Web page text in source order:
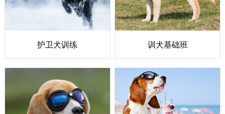
护卫犬训练 训犬基础班